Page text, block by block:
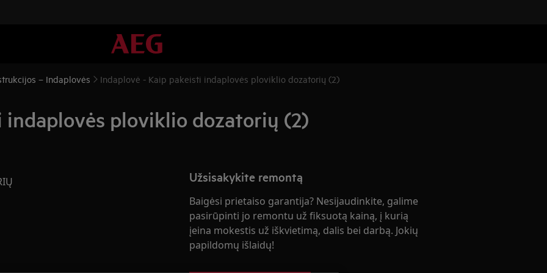
– Indaplovės Indaplovė - Kaip pakeisti indaplovės ploviklio dozatorių (2)
ploviklio dozatorių (2)
Užsisakykite remontą
Baigėsi prietaiso garantija? Nesijaudinkite, galime
pasirūpinti jo remontu už fiksuotą kainą, į kurią
įeina mokestis už iškvietimą, dalis bei darbą. Jokių
papildomų išlaidų!